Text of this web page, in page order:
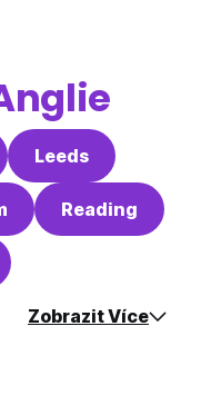
Leeds
Reading
Zobrazit Více